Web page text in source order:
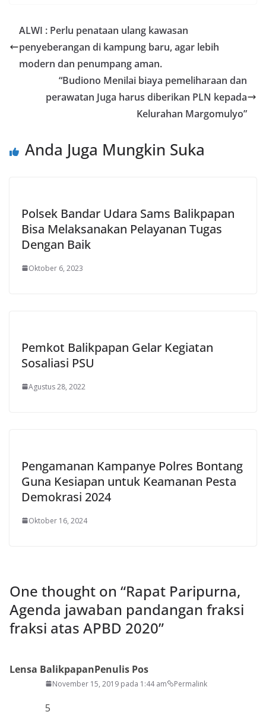
ALWI : Perlu penataan ulang kawasan
penyeberangan di kampung baru, agar lebih
modern dan penumpang aman.
“Budiono Menilai biaya pemeliharaan dan
perawatan Juga harus diberikan PLN kepada
Kelurahan Margomulyo”
Anda Juga Mungkin Suka
Polsek Bandar Udara Sams Balikpapan
Bisa Melaksanakan Pelayanan Tugas
Dengan Baik
Oktober 6, 2023
Pemkot Balikpapan Gelar Kegiatan
Sosaliasi PSU
Agustus 28, 2022
Pengamanan Kampanye Polres Bontang
Guna Kesiapan untuk Keamanan Pesta
Demokrasi 2024
Oktober 16, 2024
One thought on “Rapat Paripurna,
Agenda jawaban pandangan fraksi
fraksi atas APBD 2020”
Lensa BalikpapanPenulis Pos
November 15, 2019 pada 1:44 am Permalink
5